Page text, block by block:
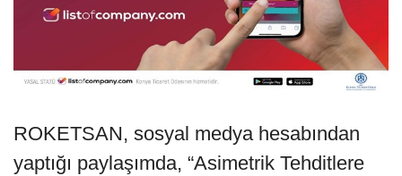
ROKETSAN, sosyal medya hesabından
yaptığı paylaşımda, “Asimetrik Tehditlere